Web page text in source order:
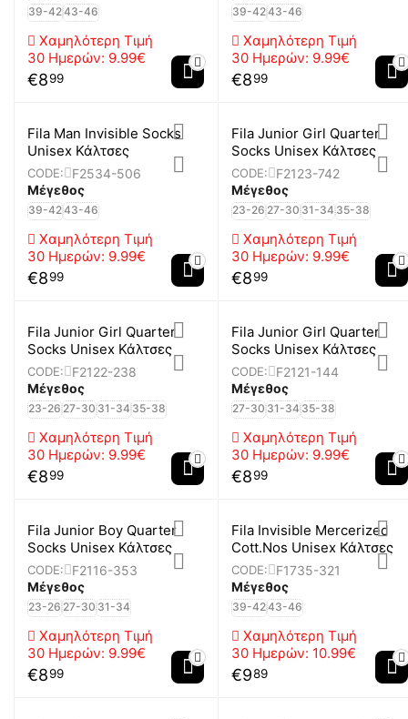
39-4243-46
Χαμηλότερη Τιμή
30 Ημερών: 9.99€
€899
39-4243-46
Χαμηλότερη Τιμή
30 Ημερών: 9.99€
€899
Fila Man Invisible Socks
Unisex Κάλτσες
CODE:
F2534-506
Μέγεθος
39-4243-46
Χαμηλότερη Τιμή
30 Ημερών: 9.99€
€899
Fila Junior Girl Quarter
Socks Unisex Κάλτσες
CODE:
F2123-742
Μέγεθος
23-26 27-30 31-34 35-38
Χαμηλότερη Τιμή
30 Ημερών: 9.99€
€899
Fila Junior Girl Quarter
Socks Unisex Κάλτσες
CODE:
F2122-238
Μέγεθος
23-26 27-30 31-34 35-38
Χαμηλότερη Τιμή
30 Ημερών: 9.99€
€899
Fila Junior Girl Quarter
Socks Unisex Κάλτσες
CODE:
F2121-144
Μέγεθος
27-30 31-34 35-38
Χαμηλότερη Τιμή
30 Ημερών: 9.99€
€899
Fila Junior Boy Quarter
Socks Unisex Κάλτσες
CODE:
F2116-353
Μέγεθος
23-26 27-30 31-34
Χαμηλότερη Τιμή
30 Ημερών: 9.99€
€899
Fila Invisible Mercerized
Cott.Nos Unisex Κάλτσες
CODE:
F1735-321
Μέγεθος
39-4243-46
Χαμηλότερη Τιμή
30 Ημερών: 10.99€
€989